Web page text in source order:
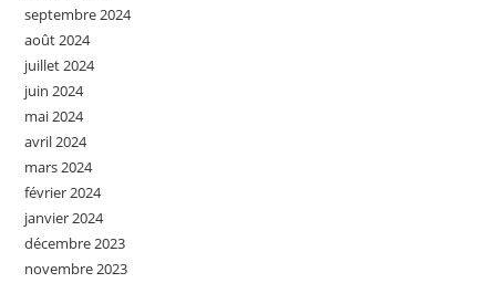
septembre 2024
août 2024
juillet 2024
juin 2024
mai 2024
avril 2024
mars 2024
février 2024
janvier 2024
décembre 2023
novembre 2023